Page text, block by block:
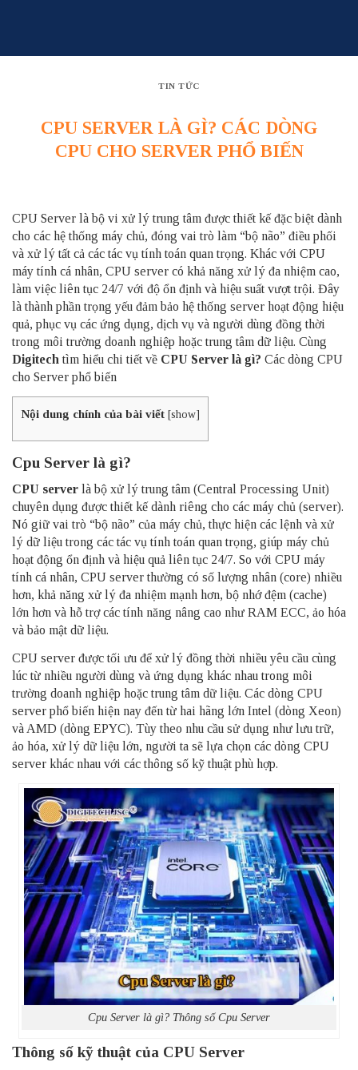
TIN TỨC
CPU SERVER LÀ GÌ? CÁC DÒNG
CPU CHO SERVER PHỔ BIẾN
CPU Server là bộ vi xử lý trung tâm được thiết kế đặc biệt dành
cho các hệ thống máy chủ, đóng vai trò làm “bộ não” điều phối
và xử lý tất cả các tác vụ tính toán quan trọng. Khác với CPU
máy tính cá nhân, CPU server có khả năng xử lý đa nhiệm cao,
làm việc liên tục 24/7 với độ ổn định và hiệu suất vượt trội. Đây
là thành phần trọng yếu đảm bảo hệ thống server hoạt động hiệu
quả, phục vụ các ứng dụng, dịch vụ và người dùng đồng thời
trong môi trường doanh nghiệp hoặc trung tâm dữ liệu. Cùng
Digitech tìm hiểu chi tiết về CPU Server là gì? Các dòng CPU
cho Server phổ biến
Nội dung chính của bài viết [show]
Cpu Server là gì?
CPU server là bộ xử lý trung tâm (Central Processing Unit)
chuyên dụng được thiết kế dành riêng cho các máy chủ (server).
Nó giữ vai trò “bộ não” của máy chủ, thực hiện các lệnh và xử
lý dữ liệu trong các tác vụ tính toán quan trọng, giúp máy chủ
hoạt động ổn định và hiệu quả liên tục 24/7. So với CPU máy
tính cá nhân, CPU server thường có số lượng nhân (core) nhiều
hơn, khả năng xử lý đa nhiệm mạnh hơn, bộ nhớ đệm (cache)
lớn hơn và hỗ trợ các tính năng nâng cao như RAM ECC, ảo hóa
và bảo mật dữ liệu.
CPU server được tối ưu để xử lý đồng thời nhiều yêu cầu cùng
lúc từ nhiều người dùng và ứng dụng khác nhau trong môi
trường doanh nghiệp hoặc trung tâm dữ liệu. Các dòng CPU
server phổ biến hiện nay đến từ hai hãng lớn Intel (dòng Xeon)
và AMD (dòng EPYC). Tùy theo nhu cầu sử dụng như lưu trữ,
ảo hóa, xử lý dữ liệu lớn, người ta sẽ lựa chọn các dòng CPU
server khác nhau với các thông số kỹ thuật phù hợp.
Cpu Server là gì? Thông số Cpu Server
Thông số kỹ thuật của CPU Server